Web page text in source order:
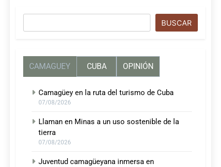
BUSCAR
CAMAGUEY CUBA OPINIÓN
Camagüey en la ruta del turismo de Cuba
07/08/2026
Llaman en Minas a un uso sostenible de la
tierra
07/08/2026
Juventud camagüeyana inmersa en